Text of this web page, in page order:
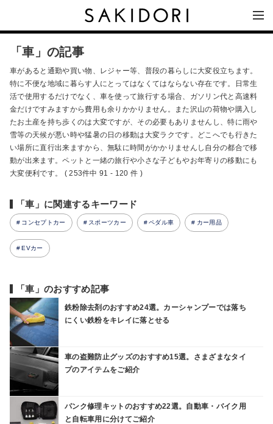
「車」の記事
車があると通勤や買い物、レジャー等、普段の暮らしに大変役立ちます。
特に不便な地域に暮らす人にとってはなくてはならない存在です。日常生
活で使用するだけでなく、車を使って旅行する場合、ガソリン代と高速料
金だけですみますから費用も余りかかりません。また沢山の荷物や購入し
たお土産を持ち歩くのは大変ですが、その必要もありませんし、特に雨や
雪等の天候が悪い時や猛暑の日の移動は大変ラクです。どこへでも行きた
い場所に直行出来ますから、無駄に時間がかかりませんし自分の都合で移
動が出来ます。ペットと一緒の旅行や小さな子どもやお年寄りの移動にも
大変便利です。 ( 253件中 91 - 120 件 )
「車」に関連するキーワード
コンセプトカー スポーツカー ペダル車 カー用品
EVカー
「車」のおすすめ記事
鉄粉除去剤のおすすめ24選。カーシャンプーでは落ち
にくい鉄粉をキレイに落とせる
車の盗難防止グッズのおすすめ15選。さまざまなタイ
プのアイテムをご紹介
パンク修理キットのおすすめ22選。自動車・バイク用
と自転車用に分けてご紹介